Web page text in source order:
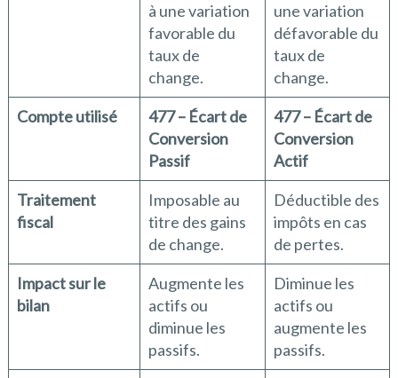
à une variation
favorable du
taux de
change.
une variation
défavorable du
taux de
change.
Compte utilisé
477 – Écart de
Conversion
Passif
477 – Écart de
Conversion
Actif
Traitement
fiscal
Imposable au
titre des gains
de change.
Déductible des
impôts en cas
de pertes.
Impact sur le
bilan
Augmente les
actifs ou
diminue les
passifs.
Diminue les
actifs ou
augmente les
passifs.